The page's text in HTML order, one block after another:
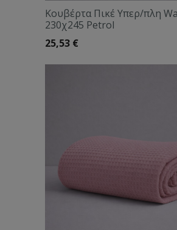
Κουβέρτα Πικέ Υπερ/πλη
230χ245 Petrol
25,53 €